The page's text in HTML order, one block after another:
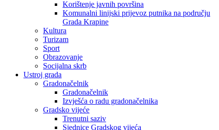
Korištenje javnih površina
Komunalni linijski prijevoz putnika na području
Grada Krapine
Kultura
Turizam
Sport
Obrazovanje
Socijalna skrb
Ustroj grada
Gradonačelnik
Gradonačelnik
Izvješća o radu gradonačelnika
Gradsko vijeće
Trenutni saziv
Sjednice Gradskog vijeća